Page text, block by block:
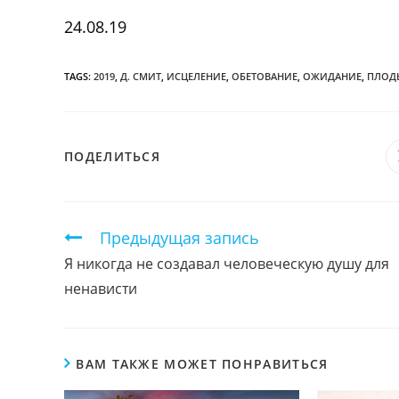
24.08.19
TAGS: 2019 Д. СМИТ ИСЦЕЛЕНИЕ ОБЕТОВАНИЕ ОЖИДАНИЕ
ПОДЕЛИТЬСЯ
Продолжить
чтение
Предыдущая запись
Я никогда не создавал человеческую душу для
ненависти
ВАМ ТАКЖЕ МОЖЕТ ПОНРАВИТЬСЯ